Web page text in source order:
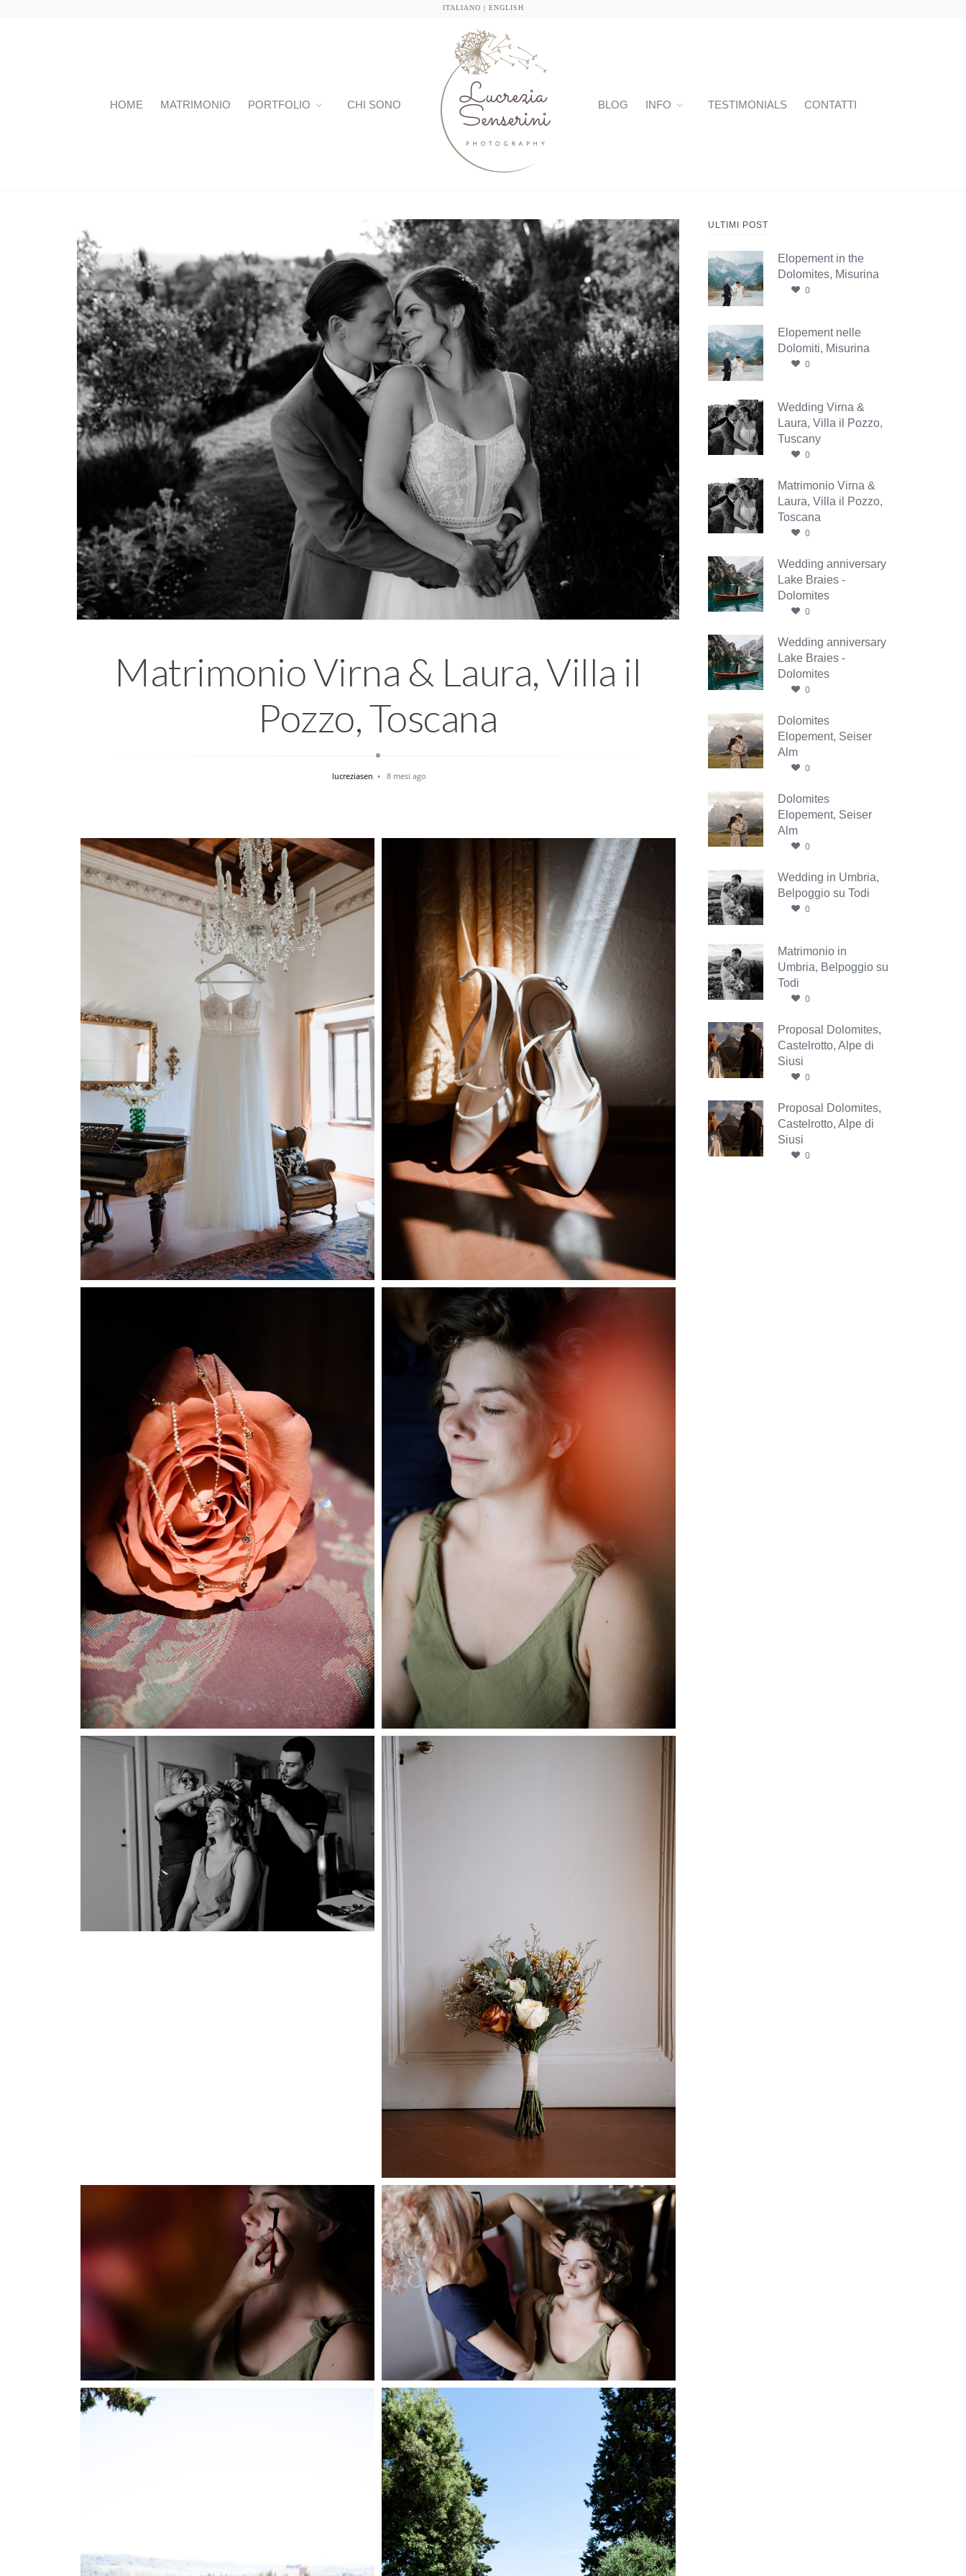
ITALIANO | ENGLISH
HOME MATRIMONIO PORTFOLIO CHI SONO BLOG INFO TESTIMONIALS CONTATTI
Matrimonio Virna & Laura, Villa il
Pozzo, Toscana
lucreziasen 8 mesi ago
ULTIMI POST
Elopement in the
Dolomites, Misurina
0
Elopement nelle
Dolomiti, Misurina
0
Wedding Virna &
Laura, Villa il Pozzo,
Tuscany
0
Matrimonio Virna &
Laura, Villa il Pozzo,
Toscana
0
Wedding anniversary
Lake Braies -
Dolomites
0
Wedding anniversary
Lake Braies -
Dolomites
0
Dolomites
Elopement, Seiser
Alm
0
Dolomites
Elopement, Seiser
Alm
0
Wedding in Umbria,
Belpoggio su Todi
0
Matrimonio in
Umbria, Belpoggio su
Todi
0
Proposal Dolomites,
Castelrotto, Alpe di
Siusi
0
Proposal Dolomites,
Castelrotto, Alpe di
Siusi
0